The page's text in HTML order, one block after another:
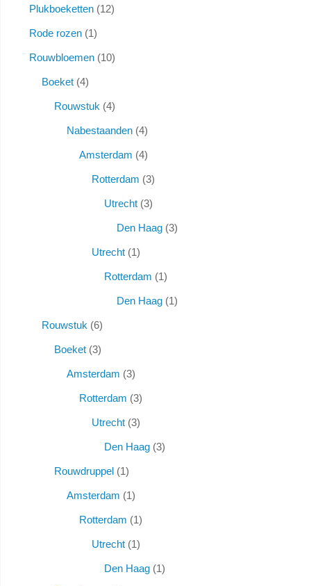
Plukboeketten 12
Rode rozen 1
Rouwbloemen 10
Boeket 4
Rouwstuk 4
Nabestaanden 4
Amsterdam 4
Rotterdam 3
Utrecht 3
Den Haag 3
Utrecht 1
Rotterdam 1
Den Haag 1
Rouwstuk 6
Boeket 3
Amsterdam 3
Rotterdam 3
Utrecht 3
Den Haag 3
Rouwdruppel 1
Amsterdam 1
Rotterdam 1
Utrecht 1
Den Haag 1